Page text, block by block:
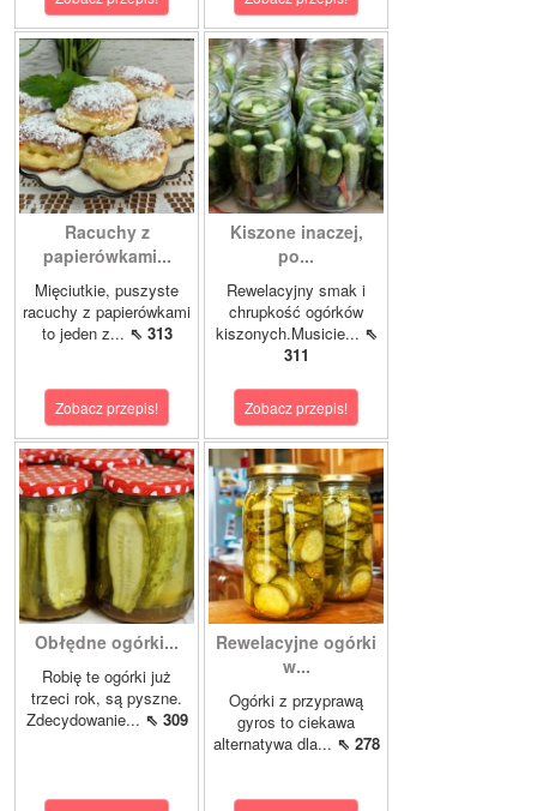
Racuchy z
papierówkami...
Mięciutkie, puszyste
racuchy z papierówkami
to jeden z... ⇖ 313
Zobacz przepis!
Kiszone inaczej,
po...
Rewelacyjny smak i
chrupkość ogórków
kiszonych.Musicie... ⇖
311
Zobacz przepis!
Obłędne ogórki...
Robię te ogórki już
trzeci rok, są pyszne.
Zdecydowanie... ⇖ 309
Rewelacyjne ogórki
w...
Ogórki z przyprawą
gyros to ciekawa
alternatywa dla... ⇖ 278